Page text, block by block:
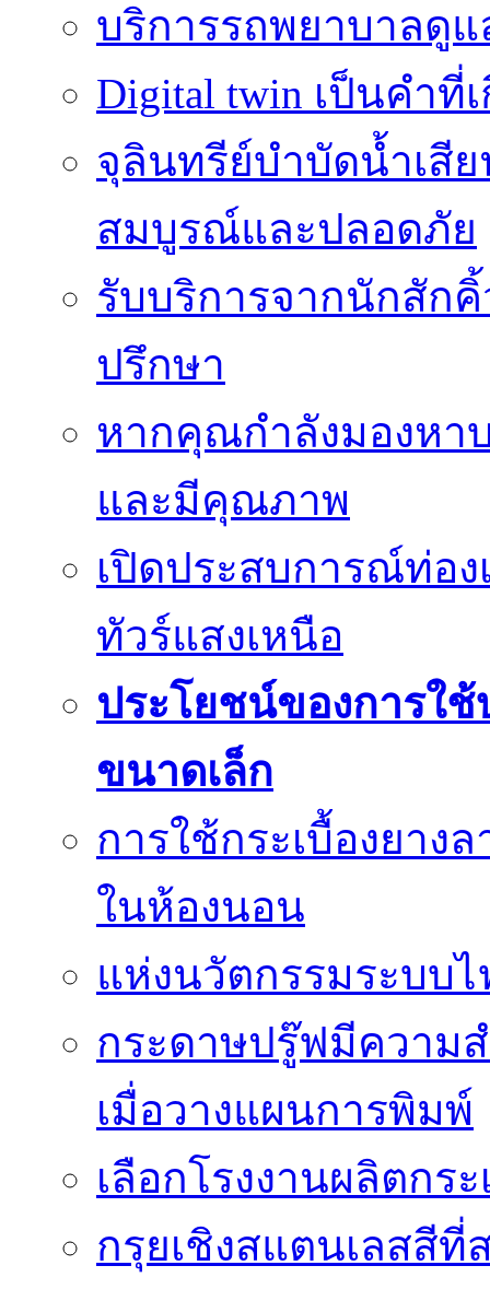
บริการรถพยาบาลดู
Digital twin เป็นคำที่
จุลินทรีย์บำบัดน้ำเสี
สมบูรณ์และปลอดภัย
รับบริการจากนักสัก
ปรึกษา
หากคุณกำลังมองหา
และมีคุณภาพ
เปิดประสบการณ์ท่อ
ทัวร์แสงเหนือ
ประโยชน์ของการใ
ขนาดเล็ก
การใช้กระเบื้องยาง
ในห้องนอน
แห่งนวัตกรรมระบบ
กระดาษปรู๊ฟมีความ
เมื่อวางแผนการพิมพ์
เลือกโรงงานผลิตก
กรุยเชิงสแตนเลสสี